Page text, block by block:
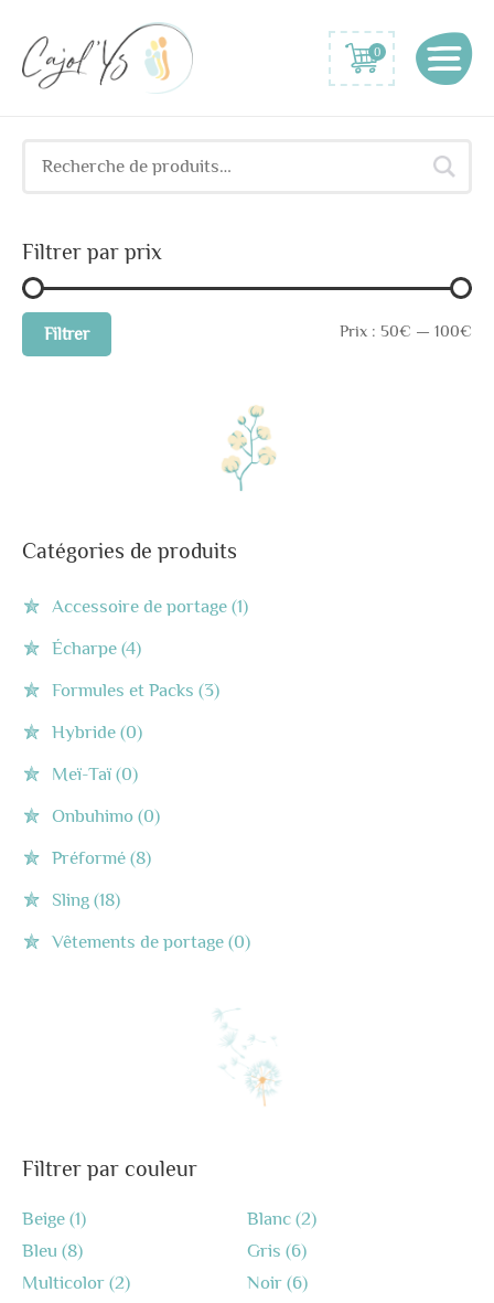
0
Recherche
Filtrer par prix
Prix
Prix
Filtrer Prix : 50€ — 100€
Catégories de produits
Accessoire de portage (1)
Écharpe (4)
Formules et Packs (3)
Hybride (0)
Meï-Taï (0)
Onbuhimo (0)
Préformé (8)
Sling (18)
Vêtements de portage (0)
Filtrer par couleur
Beige (1) Blanc (2)
Bleu (8) Gris (6)
Multicolor (2) Noir (6)